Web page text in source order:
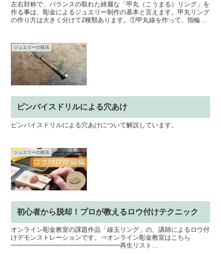
左右対称で、バランスの取れた綺麗な「甲丸（こうまる）リング」を
作る事は、彫金によるジュエリー制作の基本と言えます。甲丸リング
の作り方は大きく分けて2種類あります。①甲丸線を作って、指輪を
ジュエリーの技法
ピンバイスドリルによる穴あけ
ピンバイスドリルによる穴あけについて解説しています。
ジュエリーの技法
初心者から脱却！プロが教えるロウ付けテクニック
オンライン彫金教室の課題作品「線玉リング」の、講師によるロウ付
けデモンストレーションです。⇒オンライン彫金教室はこちら
━━━━━━━━━━━━━━━━━再生リスト